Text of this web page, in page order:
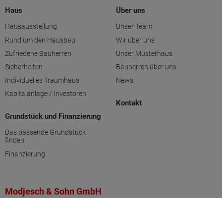
Haus
Hausausstellung
Rund um den Hausbau
Zufriedene Bauherren
Sicherheiten
Individuelles Traumhaus
Kapitalanlage / Investoren
Grundstück und Finanzierung
Das passende Grundstück
finden
Finanzierung
Über uns
Unser Team
Wir über uns
Unser Musterhaus
Bauherren über uns
News
Kontakt
Modjesch & Sohn GmbH